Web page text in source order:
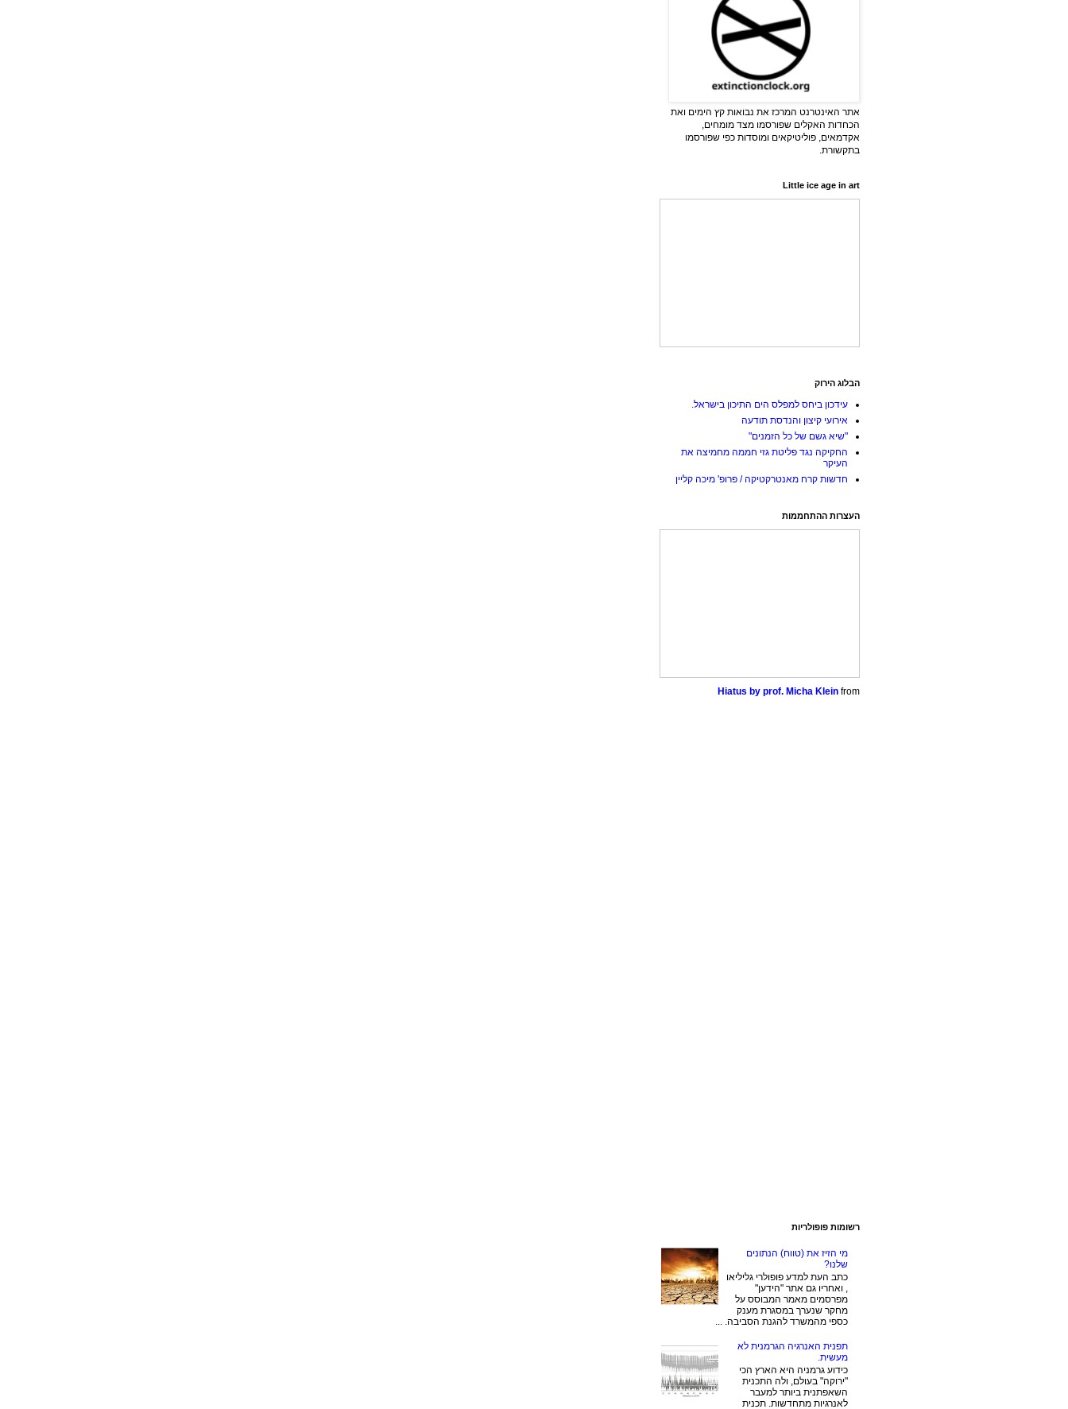
אתר האינטרנט המרכז את נבואות קץ הימים ואת
הכחדות האקלים שפורסמו מצד מומחים,
אקדמאים, פוליטיקאים ומוסדות כפי שפורסמו
בתקשורת.
Little ice age in art
הבלוג הירוק
עידכון ביחס למפלס הים התיכון בישראל.
אירועי קיצון והנדסת תודעה
"שיא גשם של כל הזמנים"
החקיקה נגד פליטת גזי חממה מחמיצה את
העיקר
חדשות קרח מאנטרקטיקה / פרופ' מיכה קליין
העצרות ההתחממות
Hiatus by prof. Micha Klein from
רשומות פופולריות
מי הזיז את (טווח) הנתונים
שלנו?
כתב העת למדע פופולרי גליליאו
, ואחריו גם אתר "הידען"
מפרסמים מאמר המבוסס על
מחקר שנערך במסגרת מענק
כספי מהמשרד להגנת הסביבה. ...
תפנית האנרגיה הגרמנית לא
מעשית.
כידוע גרמניה היא הארץ הכי
"ירוקה" בעולם, ולה התכנית
השאפתנית ביותר למעבר
לאנרגיות מתחדשות. תכנית